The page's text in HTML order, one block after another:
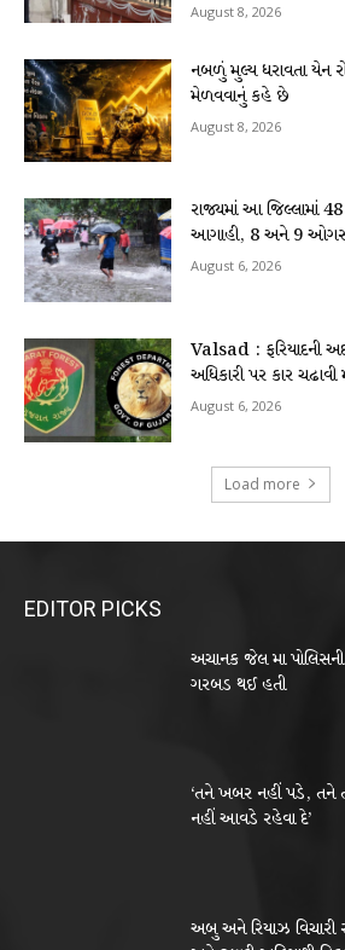
August 8, 2026
નબળું મુલ્ય ધરાવતા યેન
મેળવવાનું કહે છે
August 8, 2026
રાજ્યમાં આ જિલ્લામાં
આગાહી, 8 અને 9
August 6, 2026
Valsad : ફરિયાદની
અધિકારી પર કાર ચઢાવી
August 6, 2026
Load more
EDITOR PICKS
અચાનક જેલ મા
ગરબડ થઈ હતી
‘તને ખબર નહીં પડે, તને
નહીં આવડે રહેવા દે’
અબુ અને રિયાઝ વિચારી